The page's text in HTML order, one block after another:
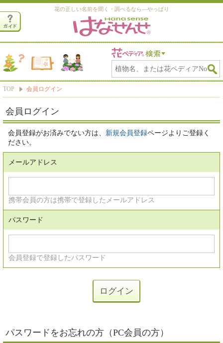
花の正しい名前を聞く・調べるなら―やっぱり
TOP 会員ログイン
会員ログイン
会員登録がお済みでない方は、 新規会員登録ページよりご登録く
ださい。
メールアドレス
携帯会員の方は携帯で登録したメールアドレス
パスワード
会員登録で登録したパスワード
パスワードをお忘れの方（PC会員の方）